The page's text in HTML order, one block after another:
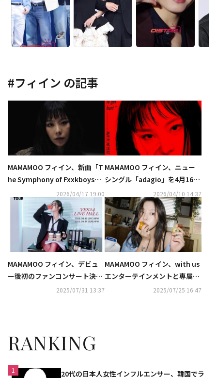
#フィイン の記事
MAMAMOO フィイン、新曲「T
he Symphony of Fxxkboys」
MV公開…堂々とした歌詞に注
目
2026/04/17 19:00
MAMAMOO フィイン、ニュー
シングル「adagio」を4月16日
にリリース！ポスター2種が公
開
2026/04/10 14:37
MAMAMOO フィイン、デビュ
ー後初のファンコンサート決
定！9月にソウルからスタート
2025/07/31 13:37
MAMAMOO フィイン、with us
エンターテインメントと専属契
2025/07/25 16:47
RANKING
1
20代の日本人女性インフルエンサー、韓国でラ